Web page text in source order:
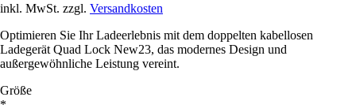
inkl. MwSt. zzgl. Versandkosten
Optimieren Sie Ihr Ladeerlebnis mit dem doppelten kabellosen
Ladegerät Quad Lock New23, das modernes Design und
außergewöhnliche Leistung vereint.
Größe
*